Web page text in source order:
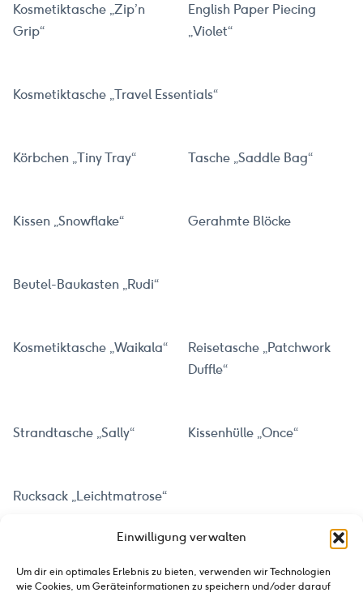
Einwilligung verwalten
Um dir ein optimales Erlebnis zu bieten, verwenden wir Technologien
wie Cookies, um Geräteinformationen zu speichern und/oder darauf
Kosmetiktasche „Zip’n
Grip“
English Paper Piecing
„Violet“
Kosmetiktasche „Travel Essentials“
Körbchen „Tiny Tray“ Tasche „Saddle Bag“
Kissen „Snowflake“ Gerahmte Blöcke
Beutel-Baukasten „Rudi“
Kosmetiktasche „Waikala“
Reisetasche „Patchwork
Duffle“
Strandtasche „Sally“ Kissenhülle „Once“
Rucksack „Leichtmatrose“